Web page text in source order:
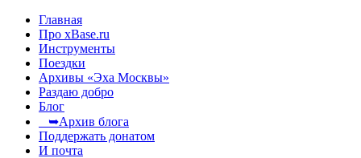
Главная
Про xBase.ru
Инструменты
Поездки
Архивы «Эха Москвы»
Раздаю добро
Блог
➥Архив блога
Поддержать донатом
И почта